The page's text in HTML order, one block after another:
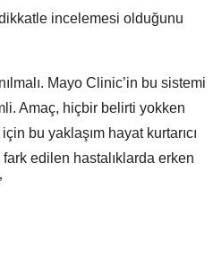
incelemesi olduğunu
Mayo Clinic’in bu sistemi
Amaç, hiçbir belirti yokken
bu yaklaşım hayat kurtarıcı
edilen hastalıklarda erken